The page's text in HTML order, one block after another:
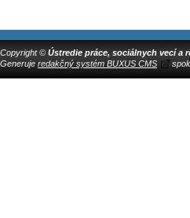
Copyright © Ústredie práce, sociálnych vecí a
Generuje redakčný systém BUXUS CMS